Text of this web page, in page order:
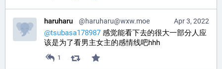
Apr 3, 2022
haruharu @haruharu@wxw.moe
@tsubasa178987 感觉能看下去的很大一部分人应
该是为了看男主女主的感情线吧hhh
1